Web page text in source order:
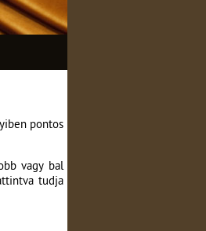
pontos
vagy bal
tudja